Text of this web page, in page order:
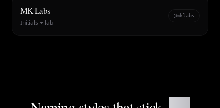
MK Labs
Initials + lab
@mklabs